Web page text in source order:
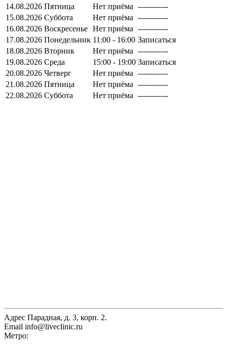
14.08.2026 Пятница Нет приёма ------------
15.08.2026 Суббота Нет приёма ------------
16.08.2026 Воскресенье Нет приёма ------------
17.08.2026 Понедельник 11:00 - 16:00 Записаться
18.08.2026 Вторник Нет приёма ------------
19.08.2026 Среда 15:00 - 19:00 Записаться
20.08.2026 Четверг Нет приёма ------------
21.08.2026 Пятница Нет приёма ------------
22.08.2026 Суббота Нет приёма ------------
Адрес Парадная, д. 3, корп. 2.
Email info@liveclinic.ru
Метро: